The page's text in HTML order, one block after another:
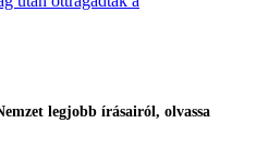
legjobb írásairól, olvassa